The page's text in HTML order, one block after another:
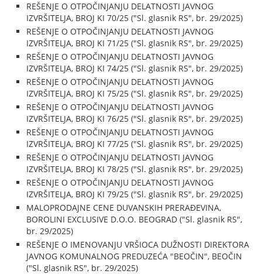
REŠENJE O OTPOČINJANJU DELATNOSTI JAVNOG
IZVRŠITELJA, BROJ KI 70/25 ("Sl. glasnik RS", br. 29/2025)
REŠENJE O OTPOČINJANJU DELATNOSTI JAVNOG
IZVRŠITELJA, BROJ KI 71/25 ("Sl. glasnik RS", br. 29/2025)
REŠENJE O OTPOČINJANJU DELATNOSTI JAVNOG
IZVRŠITELJA, BROJ KI 74/25 ("Sl. glasnik RS", br. 29/2025)
REŠENJE O OTPOČINJANJU DELATNOSTI JAVNOG
IZVRŠITELJA, BROJ KI 75/25 ("Sl. glasnik RS", br. 29/2025)
REŠENJE O OTPOČINJANJU DELATNOSTI JAVNOG
IZVRŠITELJA, BROJ KI 76/25 ("Sl. glasnik RS", br. 29/2025)
REŠENJE O OTPOČINJANJU DELATNOSTI JAVNOG
IZVRŠITELJA, BROJ KI 77/25 ("Sl. glasnik RS", br. 29/2025)
REŠENJE O OTPOČINJANJU DELATNOSTI JAVNOG
IZVRŠITELJA, BROJ KI 78/25 ("Sl. glasnik RS", br. 29/2025)
REŠENJE O OTPOČINJANJU DELATNOSTI JAVNOG
IZVRŠITELJA, BROJ KI 79/25 ("Sl. glasnik RS", br. 29/2025)
MALOPRODAJNE CENE DUVANSKIH PRERAĐEVINA,
BOROLINI EXCLUSIVE D.O.O. BEOGRAD ("Sl. glasnik RS",
br. 29/2025)
REŠENJE O IMENOVANJU VRŠIOCA DUŽNOSTI DIREKTORA
JAVNOG KOMUNALNOG PREDUZEĆA "BEOČIN", BEOČIN
("Sl. glasnik RS", br. 29/2025)